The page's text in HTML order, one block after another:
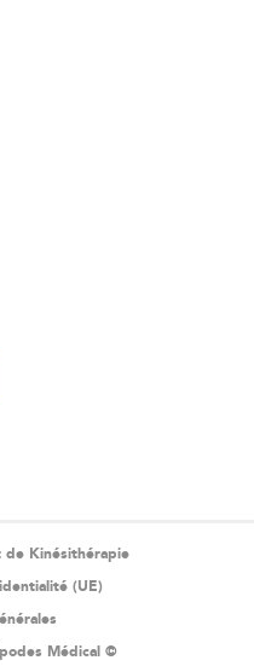
Kinésithérapie
(UE)
Médical ©